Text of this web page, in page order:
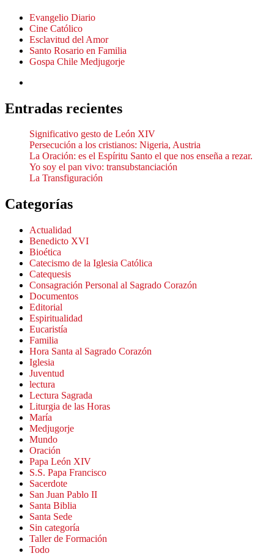
Evangelio Diario
Cine Católico
Esclavitud del Amor
Santo Rosario en Familia
Gospa Chile Medjugorje
Entradas recientes
Significativo gesto de León XIV
Persecución a los cristianos: Nigeria, Austria
La Oración: es el Espíritu Santo el que nos enseña a rezar.
Yo soy el pan vivo: transubstanciación
La Transfiguración
Categorías
Actualidad
Benedicto XVI
Bioética
Catecismo de la Iglesia Católica
Catequesis
Consagración Personal al Sagrado Corazón
Documentos
Editorial
Espiritualidad
Eucaristía
Familia
Hora Santa al Sagrado Corazón
Iglesia
Juventud
lectura
Lectura Sagrada
Liturgia de las Horas
María
Medjugorje
Mundo
Oración
Papa León XIV
S.S. Papa Francisco
Sacerdote
San Juan Pablo II
Santa Biblia
Santa Sede
Sin categoría
Taller de Formación
Todo